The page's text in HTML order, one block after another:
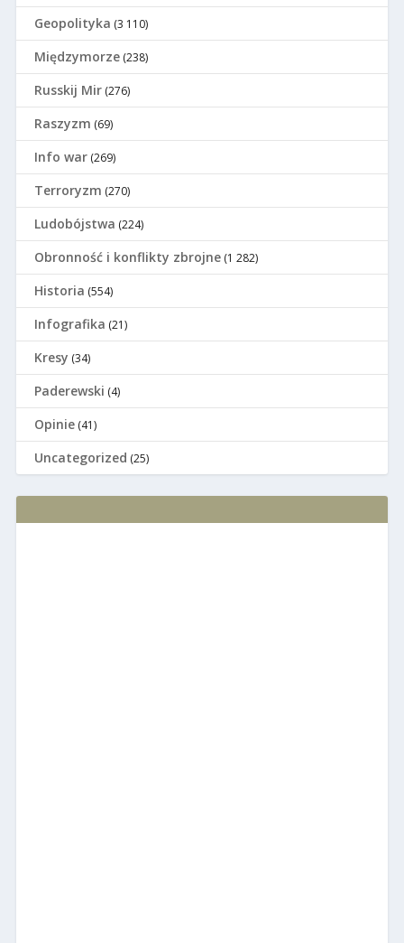
Geopolityka (3 110)
Międzymorze(238)
Russkij Mir(276)
Raszyzm (69)
Info war(269)
Terroryzm (270)
Ludobójstwa (224)
Оbronność i konflikty zbrojne(1 282)
Historia (554)
Infografika (21)
Kresy (34)
Paderewski (4)
Opinie(41)
Uncategorized (25)